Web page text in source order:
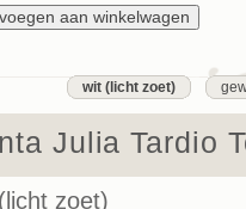
wit (licht zoet)
Julia Tardio
zoet)